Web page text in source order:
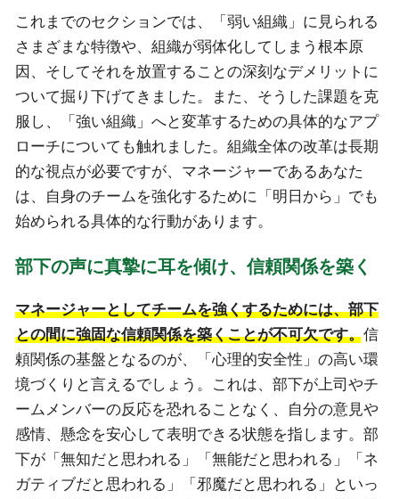
これまでのセクションでは、「弱い組織」に見られる
さまざまな特徴や、組織が弱体化してしまう根本原
因、そしてそれを放置することの深刻なデメリットに
ついて掘り下げてきました。また、そうした課題を克
服し、「強い組織」へと変革するための具体的なアプ
ローチについても触れました。組織全体の改革は長期
的な視点が必要ですが、マネージャーであるあなた
は、自身のチームを強化するために「明日から」でも
始められる具体的な行動があります。
部下の声に真摯に耳を傾け、信頼関係を築く
マネージャーとしてチームを強くするためには、部下
との間に強固な信頼関係を築くことが不可欠です。信
頼関係の基盤となるのが、「心理的安全性」の高い環
境づくりと言えるでしょう。これは、部下が上司やチ
ームメンバーの反応を恐れることなく、自分の意見や
感情、懸念を安心して表明できる状態を指します。部
下が「無知だと思われる」「無能だと思われる」「ネ
ガティブだと思われる」「邪魔だと思われる」といっ